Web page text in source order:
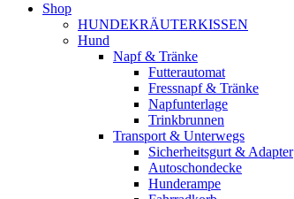
Shop
HUNDEKRÄUTERKISSEN
Hund
Napf & Tränke
Futterautomat
Fressnapf & Tränke
Napfunterlage
Trinkbrunnen
Transport & Unterwegs
Sicherheitsgurt & Adapter
Autoschondecke
Hunderampe